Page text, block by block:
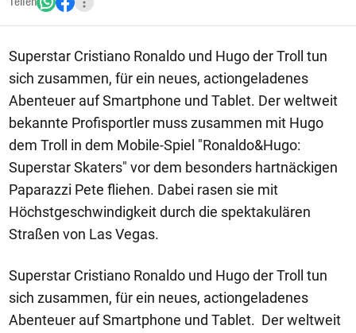
Superstar Cristiano Ronaldo und Hugo der Troll tun
sich zusammen, für ein neues, actiongeladenes
Abenteuer auf Smartphone und Tablet. Der weltweit
bekannte Profisportler muss zusammen mit Hugo
dem Troll in dem Mobile-Spiel "Ronaldo&Hugo:
Superstar Skaters" vor dem besonders hartnäckigen
Paparazzi Pete fliehen. Dabei rasen sie mit
Höchstgeschwindigkeit durch die spektakulären
Straßen von Las Vegas.
Superstar Cristiano Ronaldo und Hugo der Troll tun
sich zusammen, für ein neues, actiongeladenes
Abenteuer auf Smartphone und Tablet. Der weltweit